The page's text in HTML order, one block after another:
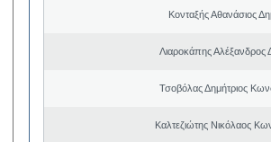
Κονταξής Αθανάσιος
Λιαροκάπης Αλέξανδρος
Τσοβόλας Δημήτριος
Καλτεζιώτης Νικόλαος